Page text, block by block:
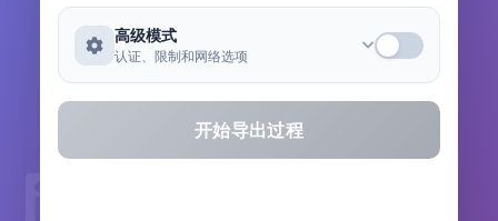
高级模式
认证、限制和网络选项
开始导出过程